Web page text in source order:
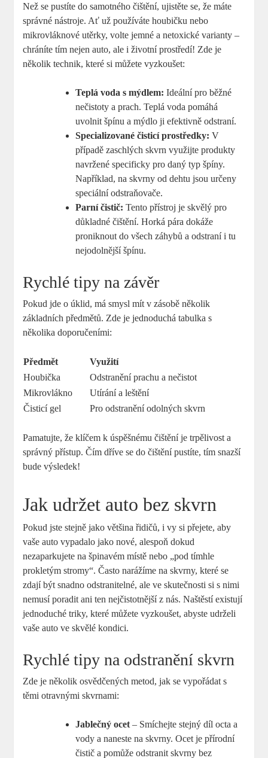
Než se pustíte do samotného čištění, ujistěte se, že máte
správné nástroje. Ať už používáte houbičku nebo
mikrovláknové utěrky, volte jemné a netoxické varianty –
chráníte tím nejen auto, ale i životní prostředí! Zde je
několik technik, které si můžete vyzkoušet:
Teplá voda s mýdlem: Ideální pro běžné
nečistoty a prach. Teplá voda pomáhá
uvolnit špínu a mýdlo ji efektivně odstraní.
Specializované čisticí prostředky: V
případě zaschlých skvrn využijte produkty
navržené specificky pro daný typ špíny.
Například, na skvrny od dehtu jsou určeny
speciální odstraňovače.
Parní čistič: Tento přístroj je skvělý pro
důkladné čištění. Horká pára dokáže
proniknout do všech záhybů a odstraní i tu
nejodolnější špínu.
Rychlé tipy na závěr
Pokud jde o úklid, má smysl mít v zásobě několik
základních předmětů. Zde je jednoduchá tabulka s
několika doporučeními:
Předmět
Využití
Houbička
Odstranění prachu a nečistot
Mikrovlákno
Utírání a leštění
Čisticí gel
Pro odstranění odolných skvrn
Pamatujte, že klíčem k úspěšnému čištění je trpělivost a
správný přístup. Čím dříve se do čištění pustíte, tím snazší
bude výsledek!
Jak udržet auto bez skvrn
Pokud jste stejně jako většina řidičů, i vy si přejete, aby
vaše auto vypadalo jako nové, alespoň dokud
nezaparkujete na špinavém místě nebo „pod tímhle
prokletým stromy“. Často narážíme na skvrny, které se
zdají být snadno odstranitelné, ale ve skutečnosti si s nimi
nemusí poradit ani ten nejčistotnější z nás. Naštěstí existují
jednoduché triky, které můžete vyzkoušet, abyste udrželi
vaše auto ve skvělé kondici.
Rychlé tipy na odstranění skvrn
Zde je několik osvědčených metod, jak se vypořádat s
těmi otravnými skvrnami:
Jablečný ocet – Smíchejte stejný díl octa a
vody a naneste na skvrny. Ocet je přírodní
čistič a pomůže odstranit skvrny bez